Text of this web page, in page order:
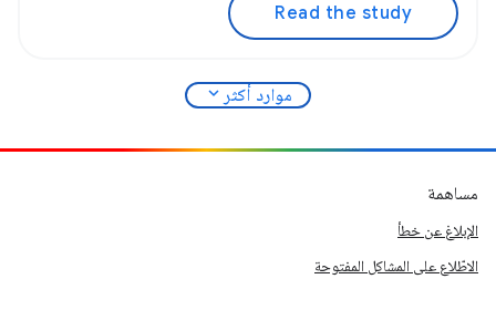
Read the study
موارد أكثر expand_more
مساهمة
الإبلاغ عن خطأ
الاطّلاع على المشاكل المفتوحة